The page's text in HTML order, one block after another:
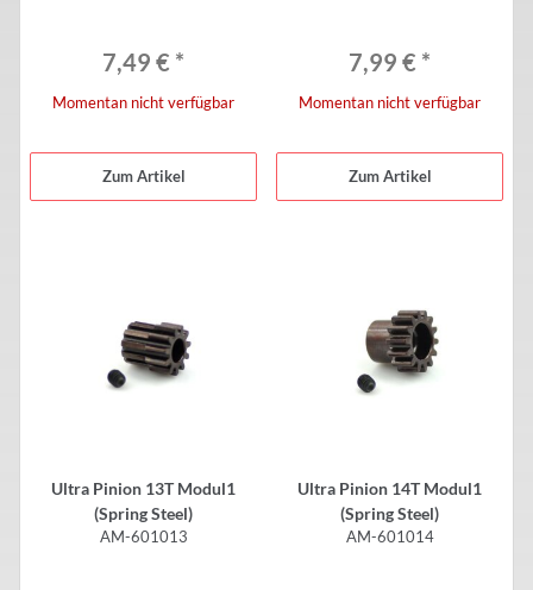
7,49 € *
Momentan nicht verfügbar
Zum Artikel
7,99 € *
Momentan nicht verfügbar
Zum Artikel
Ultra Pinion 13T Modul1
(Spring Steel)
AM-601013
Ultra Pinion 14T Modul1
(Spring Steel)
AM-601014